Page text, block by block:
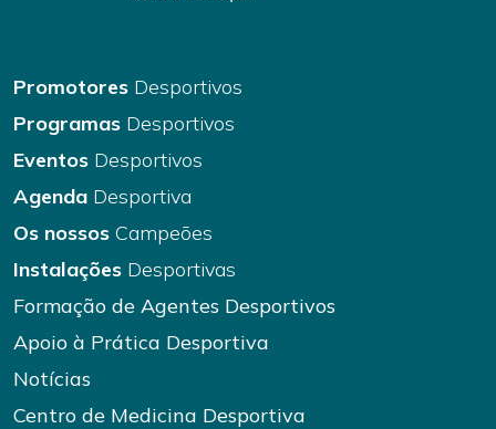
Promotores Desportivos
Programas Desportivos
Eventos Desportivos
Agenda Desportiva
Os nossos Campeões
Instalações Desportivas
Formação de Agentes Desportivos
Apoio à Prática Desportiva
Notícias
Centro de Medicina Desportiva